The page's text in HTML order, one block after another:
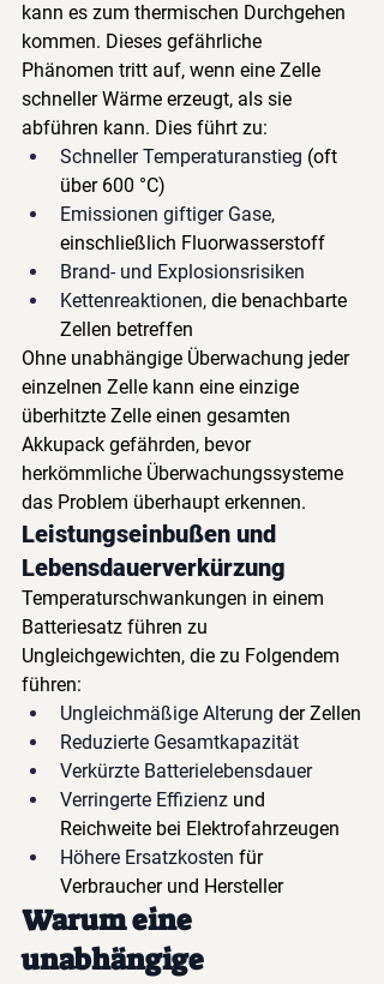
kann es zum thermischen Durchgehen
kommen. Dieses gefährliche
Phänomen tritt auf, wenn eine Zelle
schneller Wärme erzeugt, als sie
abführen kann. Dies führt zu:
Schneller Temperaturanstieg (oft
über 600 °C)
Emissionen giftiger Gase,
einschließlich Fluorwasserstoff
Brand- und Explosionsrisiken
Kettenreaktionen, die benachbarte
Zellen betreffen
Ohne unabhängige Überwachung jeder
einzelnen Zelle kann eine einzige
überhitzte Zelle einen gesamten
Akkupack gefährden, bevor
herkömmliche Überwachungssysteme
das Problem überhaupt erkennen.
Leistungseinbußen und
Lebensdauerverkürzung
Temperaturschwankungen in einem
Batteriesatz führen zu
Ungleichgewichten, die zu Folgendem
führen:
Ungleichmäßige Alterung der Zellen
Reduzierte Gesamtkapazität
Verkürzte Batterielebensdauer
Verringerte Effizienz und
Reichweite bei Elektrofahrzeugen
Höhere Ersatzkosten für
Verbraucher und Hersteller
Warum eine
unabhängige